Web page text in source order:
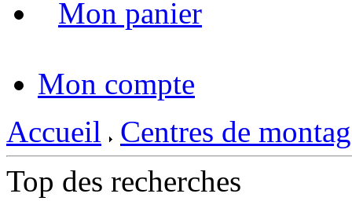
Mon panier
Mon compte
Accueil
Centres de
Top des recherches